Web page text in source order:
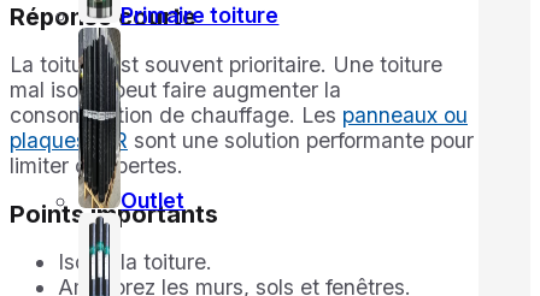
Primaire toiture
Outlet
Réponse courte
La toiture est souvent prioritaire. Une toiture
mal isolée peut faire augmenter la
consommation de chauffage. Les panneaux ou
plaques PIR sont une solution performante pour
limiter ces pertes.
Points importants
Isolez la toiture.
Améliorez les murs, sols et fenêtres.